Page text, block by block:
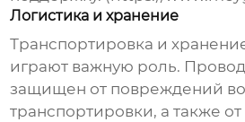
Логистика и хранение
Транспортировка и
играют важную роль.
защищен от повреждений
транспортировки, а также